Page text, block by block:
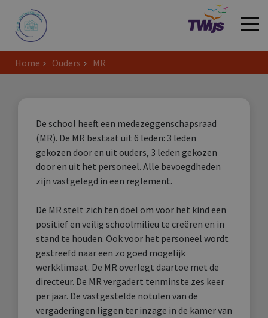
Welkom
Home Ouders MR
De school heeft een medezeggenschapsraad
(MR). De MR bestaat uit 6 leden: 3 leden
gekozen door en uit ouders, 3 leden gekozen
door en uit het personeel. Alle bevoegdheden
zijn vastgelegd in een reglement.
De MR stelt zich ten doel om voor het kind een
positief en veilig schoolmilieu te creëren en in
stand te houden. Ook voor het personeel wordt
gestreefd naar een zo goed mogelijk
werkklimaat. De MR overlegt daartoe met de
directeur. De MR vergadert tenminste zes keer
per jaar. De vastgestelde notulen van de
vergaderingen liggen ter inzage in de kamer van